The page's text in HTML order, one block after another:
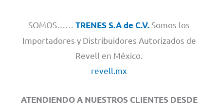
SOMOS…… TRENES S.A de C.V. Somos los
Importadores y Distribuidores Autorizados de
Revell en México.
revell.mx
ATENDIENDO A NUESTROS CLIENTES DESDE